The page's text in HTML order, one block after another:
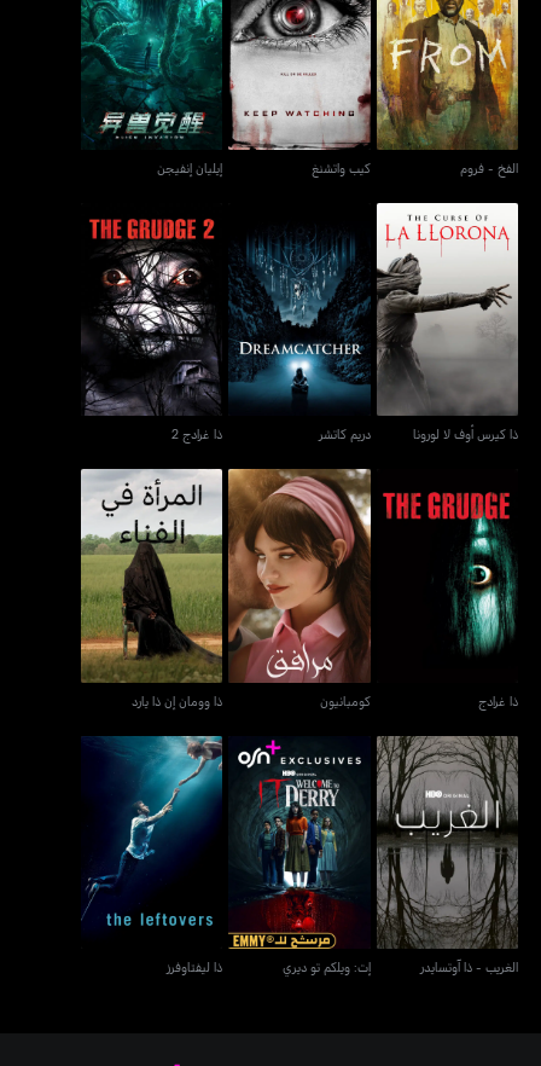
الفخ - فروم
الفخ - فروم
كيب واتشنغ
كيب واتشنغ
إيليان إنفيجن
إيليان إنفيجن
ذا كيرس أوف لا لورونا
ذا كيرس أوف لا لورونا
دريم كاتشر
دريم كاتشر
ذا غرادج 2
ذا غرادج 2
ذا غرادج
ذا غرادج
كومبانيون
كومبانيون
ذا وومان إن ذا يارد
ذا وومان إن ذا يارد
الغريب - ذا آوتسايدر
الغريب - ذا آوتسايدر
إت: ويلكم تو ديري
إت: ويلكم تو ديري
ذا ليفتاوفرز
ذا ليفتاوفرز